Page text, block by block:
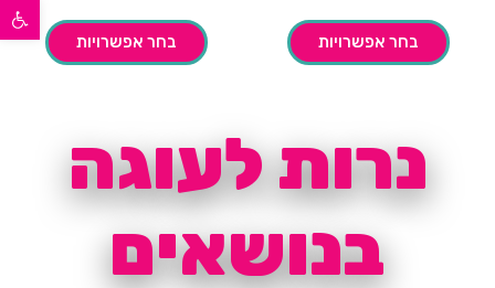
פתח סרגל נגישות
בחר אפשרויות בחר אפשרויות
נרות לעוגה
בנושאים